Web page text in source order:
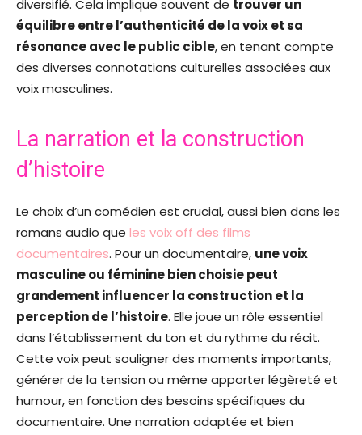
diversifié. Cela implique souvent de trouver un
équilibre entre l’authenticité de la voix et sa
résonance avec le public cible, en tenant compte
des diverses connotations culturelles associées aux
voix masculines.
La narration et la construction
d’histoire
Le choix d’un comédien est crucial, aussi bien dans les
romans audio que les voix off des films
documentaires. Pour un documentaire, une voix
masculine ou féminine bien choisie peut
grandement influencer la construction et la
perception de l’histoire. Elle joue un rôle essentiel
dans l’établissement du ton et du rythme du récit.
Cette voix peut souligner des moments importants,
générer de la tension ou même apporter légèreté et
humour, en fonction des besoins spécifiques du
documentaire. Une narration adaptée et bien